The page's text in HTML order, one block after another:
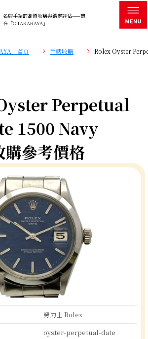
名牌手錶的高價收購與鑑定評估——盡
在「OTAKARAYA」
」首頁 手錶收購 Rolex Oyster
Perpetual
1500 Navy
購參考價格
勞力士 Rolex
oyster-perpetual-date